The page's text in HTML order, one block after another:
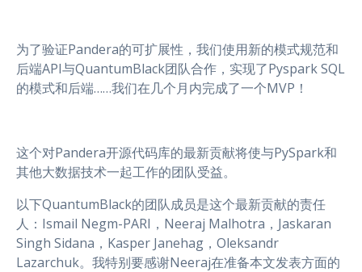
为了验证Pandera的可扩展性，我们使用新的模式规范和
后端API与QuantumBlack团队合作，实现了Pyspark SQL
的模式和后端……我们在几个月内完成了一个MVP！
这个对Pandera开源代码库的最新贡献将使与PySpark和
其他大数据技术一起工作的团队受益。
以下QuantumBlack的团队成员是这个最新贡献的责任
人：Ismail Negm-PARI，Neeraj Malhotra，Jaskaran
Singh Sidana，Kasper Janehag，Oleksandr
Lazarchuk。我特别要感谢Neeraj在准备本文发表方面的